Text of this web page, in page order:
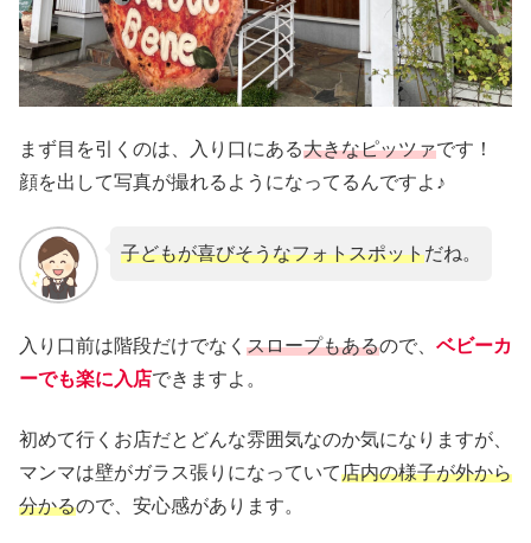
まず目を引くのは、入り口にある大きなピッツァです！
顔を出して写真が撮れるようになってるんですよ♪
子どもが喜びそうなフォトスポットだね。
入り口前は階段だけでなく スロープもあるので、 ベビーカ
ーでも楽に入店できますよ。
初めて行くお店だとどんな雰囲気なのか気になりますが、
マンマは壁がガラス張りになっていて店内の様子が外から
分かるので、安心感があります。